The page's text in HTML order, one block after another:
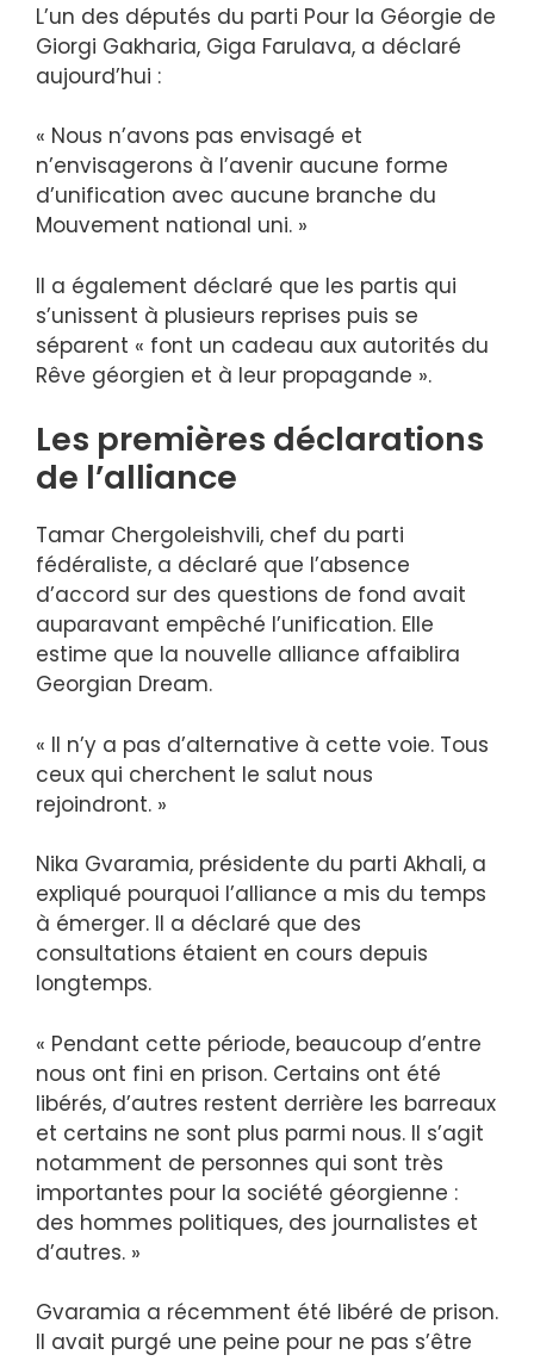
L’un des députés du parti Pour la Géorgie de
Giorgi Gakharia, Giga Farulava, a déclaré
aujourd’hui :
« Nous n’avons pas envisagé et
n’envisagerons à l’avenir aucune forme
d’unification avec aucune branche du
Mouvement national uni. »
Il a également déclaré que les partis qui
s’unissent à plusieurs reprises puis se
séparent « font un cadeau aux autorités du
Rêve géorgien et à leur propagande ».
Les premières déclarations
de l’alliance
Tamar Chergoleishvili, chef du parti
fédéraliste, a déclaré que l’absence
d’accord sur des questions de fond avait
auparavant empêché l’unification. Elle
estime que la nouvelle alliance affaiblira
Georgian Dream.
« Il n’y a pas d’alternative à cette voie. Tous
ceux qui cherchent le salut nous
rejoindront. »
Nika Gvaramia, présidente du parti Akhali, a
expliqué pourquoi l’alliance a mis du temps
à émerger. Il a déclaré que des
consultations étaient en cours depuis
longtemps.
« Pendant cette période, beaucoup d’entre
nous ont fini en prison. Certains ont été
libérés, d’autres restent derrière les barreaux
et certains ne sont plus parmi nous. Il s’agit
notamment de personnes qui sont très
importantes pour la société géorgienne :
des hommes politiques, des journalistes et
d’autres. »
Gvaramia a récemment été libéré de prison.
Il avait purgé une peine pour ne pas s’être